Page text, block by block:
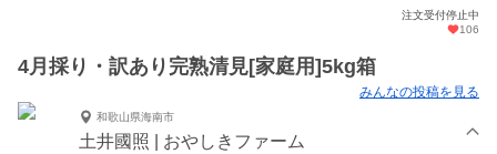
注文受付停止中
106
4月採り・訳あり完熟清見[家庭用]5kg箱
みんなの投稿を見る
和歌山県海南市
土井國照 | おやしきファーム